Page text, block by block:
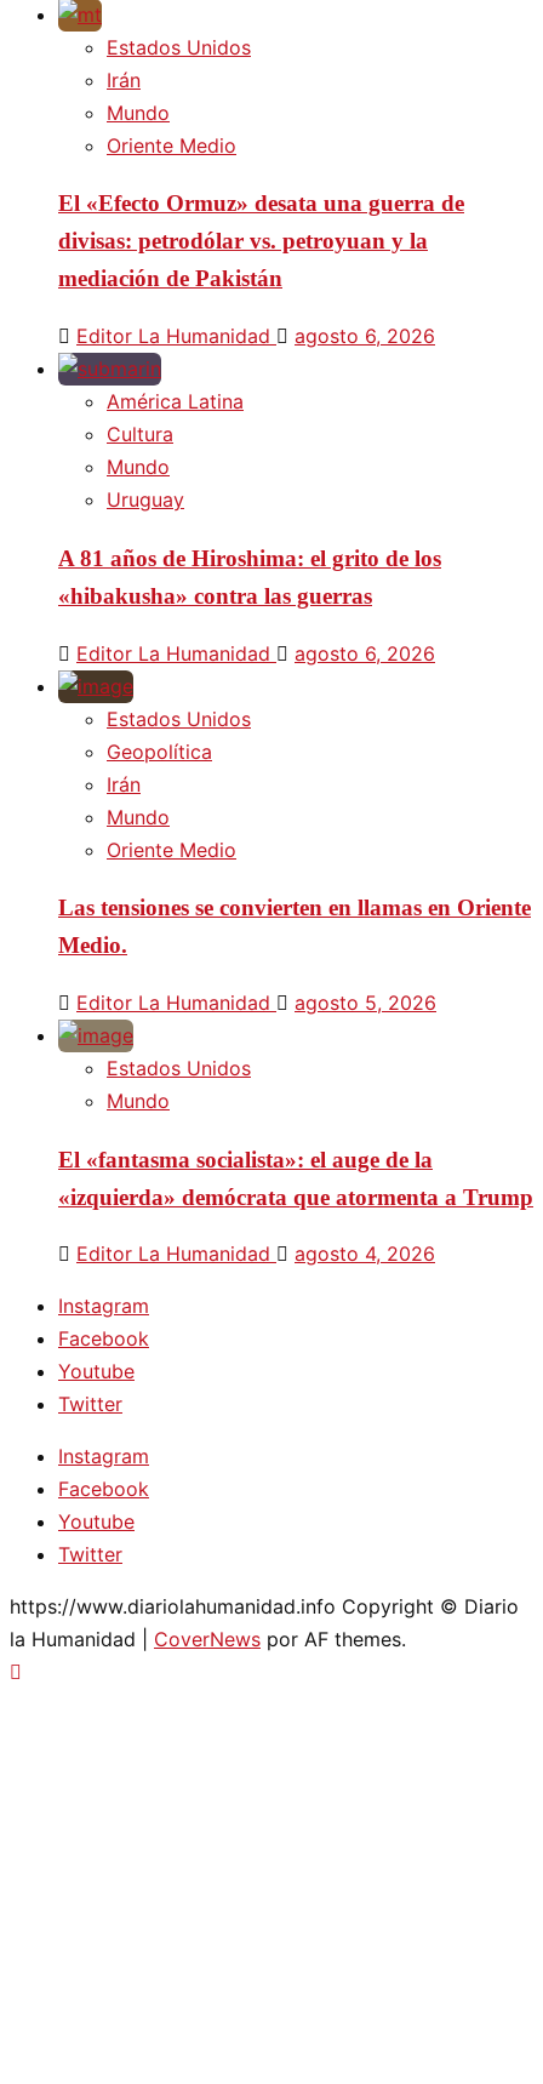
Estados Unidos
Irán
Mundo
Oriente Medio
El «Efecto Ormuz» desata una guerra de
divisas: petrodólar vs. petroyuan y la
mediación de Pakistán
Editor La Humanidad agosto 6, 2026
América Latina
Cultura
Mundo
Uruguay
A 81 años de Hiroshima: el grito de los
«hibakusha» contra las guerras
Editor La Humanidad agosto 6, 2026
Estados Unidos
Geopolítica
Irán
Mundo
Oriente Medio
Las tensiones se convierten en llamas en Oriente
Medio.
Editor La Humanidad agosto 5, 2026
Estados Unidos
Mundo
El «fantasma socialista»: el auge de la
«izquierda» demócrata que atormenta a Trump
Editor La Humanidad agosto 4, 2026
Instagram
Facebook
Youtube
Twitter
Instagram
Facebook
Youtube
Twitter
https://www.diariolahumanidad.info Copyright © Diario
la Humanidad
CoverNews por AF themes.